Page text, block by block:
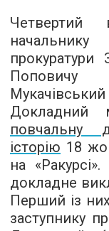
прокуратури
Докладний
повчальну
історію 18
на
докладне
Перший із
заступнику